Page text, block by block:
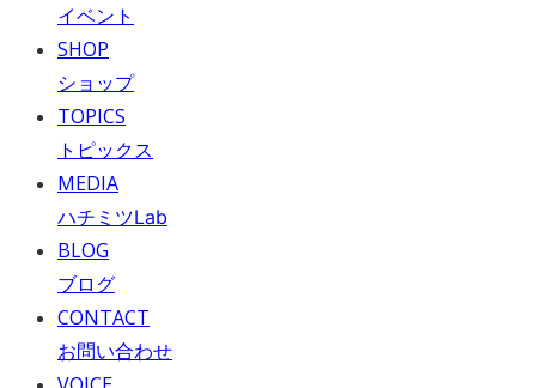
イベント
SHOP
ショップ
TOPICS
トピックス
MEDIA
ハチミツLab
BLOG
ブログ
CONTACT
お問い合わせ